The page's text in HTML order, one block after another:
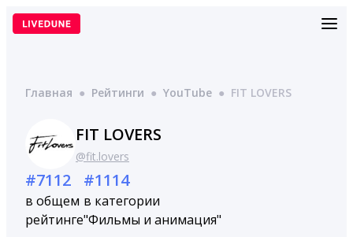
Перейти
Главная ● Рейтинги ● YouTube ● FIT LOVERS
FIT LOVERS
@fit.lovers
#7112
в общем
рейтинге
#1114
в категории
"Фильмы и анимация"